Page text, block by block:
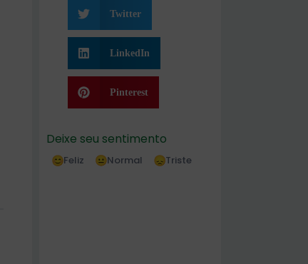
Twitter
LinkedIn
Pinterest
Deixe seu sentimento
Feliz Normal Triste